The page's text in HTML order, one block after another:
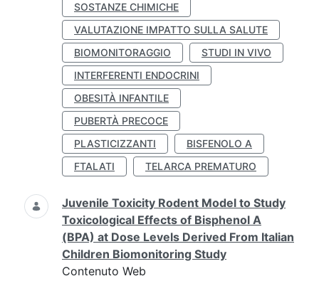
SOSTANZE CHIMICHE
VALUTAZIONE IMPATTO SULLA SALUTE
BIOMONITORAGGIO
STUDI IN VIVO
INTERFERENTI ENDOCRINI
OBESITÀ INFANTILE
PUBERTÀ PRECOCE
PLASTICIZZANTI
BISFENOLO A
FTALATI
TELARCA PREMATURO
Juvenile Toxicity Rodent Model to Study
Toxicological Effects of Bisphenol A
(BPA) at Dose Levels Derived From Italian
Children Biomonitoring Study
Contenuto Web